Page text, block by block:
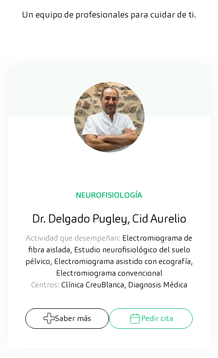
Un equipo de profesionales para cuidar de ti.
NEUROFISIOLOGÍA
Dr. Delgado Pugley, Cid Aurelio
Actividad que desempeñan: Electromiograma de
fibra aislada, Estudio neurofisiológico del suelo
pélvico, Electromiograma asistido con ecografía,
Electromiograma convencional
Centros: Clínica CreuBlanca, Diagnosis Médica
Saber más Pedir cita